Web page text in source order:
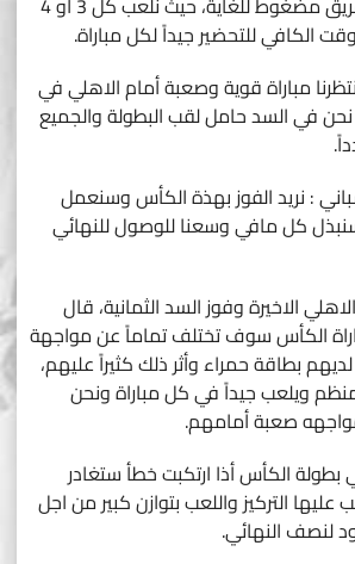
الكافي للتحضير جيداً لكل مباراة.
مباراة قوية وصعبة أمام الاهلي في
نحن في السد حامل لقب البطولة والجميع
: نريد الفوز بهذة الكأس وسنعمل
كل مافي وسعنا للوصول للنهائي
الاخيرة وفوز السد الثمانية، قال
الكأس سوف تختلف تماماً عن مواجهة
بطاقة حمراء وأثر ذلك كثيراً عليهم،
ويلعب جيداً في كل مباراة ونحن
صعبة أمامهم.
الكأس أذا ارتكبت خطأ ستغادر
التركيز واللعب بتوازن كبير من اجل
لنصف النهائي.